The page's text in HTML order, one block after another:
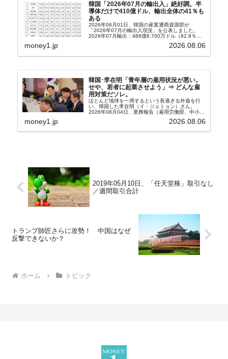
韓国「2026年07月の輸出入」絶好調。半
導体だけで410億ドル、輸出全体の41％も
ある
2026年08月01日、韓国の産業通商資源部が
「2026年07月の輸出入現況」を公表しました。
2026年07月輸出：988億8,700万ドル（62.8％）
輸入：685億6,300万ドル（26.5％）貿易収支：
money1.jp 2026.08.06
韓国･李在明「青年層の雇用状況が悪い。
せや、若者に起業させよう」⇒ どんな雇
用対策だソレ。
ほとんど地球を一周するという長過ぎる外遊を行
い、帰国した李在明（イ・ジェミョン）さん。
2026年08月04日、業務報告（雇用労働部、中小ベ
上、韓国大統領に成りおおせた李在明（イ・ジェミ
money1.jp 2026.08.06
2019年05月10日、「任天堂株」取引なし
／週間取引合計
トランプ師匠さらに攻勢！ 中国はなぜ
反撃できないか？
ホーム トピック